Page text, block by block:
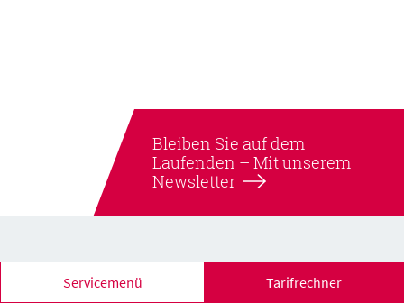
Servicemenü Tarifrechner
Bleiben Sie auf dem
Laufenden – Mit unserem
Newsletter
WVV Energie – Immer für Sie da